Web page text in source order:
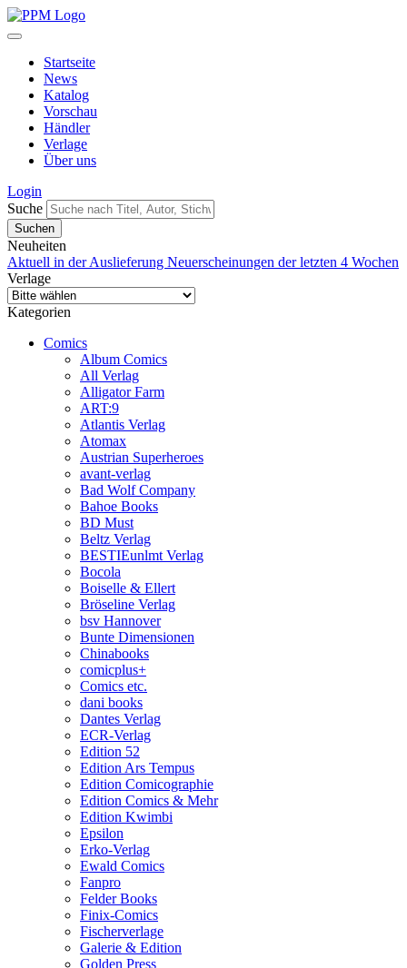
Startseite
News
Katalog
Vorschau
Händler
Verlage
Über uns
Login
Suche
Neuheiten
Aktuell in der Auslieferung Neuerscheinungen der letzten 4 Wochen
Verlage
Kategorien
Comics
Album Comics
All Verlag
Alligator Farm
ART:9
Atlantis Verlag
Atomax
Austrian Superheroes
avant-verlag
Bad Wolf Company
Bahoe Books
BD Must
Beltz Verlag
BESTIEunlmt Verlag
Bocola
Boiselle & Ellert
Bröseline Verlag
bsv Hannover
Bunte Dimensionen
Chinabooks
comicplus+
Comics etc.
dani books
Dantes Verlag
ECR-Verlag
Edition 52
Edition Ars Tempus
Edition Comicographie
Edition Comics & Mehr
Edition Kwimbi
Epsilon
Erko-Verlag
Ewald Comics
Fanpro
Felder Books
Finix-Comics
Fischerverlage
Galerie & Edition
Golden Press